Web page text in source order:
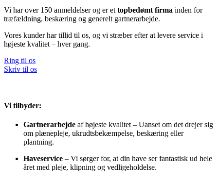
Vi har over 150 anmeldelser og er et topbedømt firma inden for
træfældning, beskæring og generelt gartnerarbejde.
Vores kunder har tillid til os, og vi stræber efter at levere service i
højeste kvalitet – hver gang.
Ring til os
Skriv til os
Vi tilbyder:
Gartnerarbejde af højeste kvalitet – Uanset om det drejer sig
om plænepleje, ukrudtsbekæmpelse, beskæring eller
plantning.
Haveservice – Vi sørger for, at din have ser fantastisk ud hele
året med pleje, klipning og vedligeholdelse.